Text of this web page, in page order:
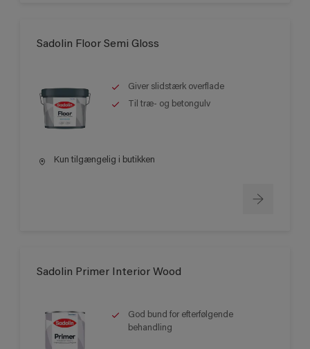
Sadolin Floor Semi Gloss
Giver slidstærk overflade
Til træ- og betongulv
Kun tilgængelig i butikken
Sadolin Primer Interior Wood
God bund for efterfølgende
behandling